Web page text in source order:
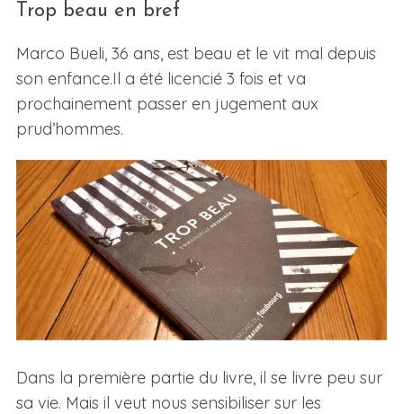
Trop beau en bref
Marco Bueli, 36 ans, est beau et le vit mal depuis
son enfance.Il a été licencié 3 fois et va
prochainement passer en jugement aux
prud’hommes.
Dans la première partie du livre, il se livre peu sur
sa vie. Mais il veut nous sensibiliser sur les